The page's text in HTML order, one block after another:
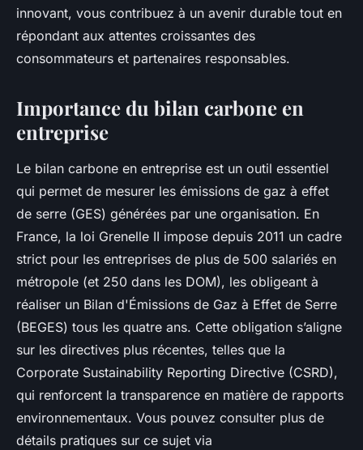
innovant, vous contribuez à un avenir durable tout en
répondant aux attentes croissantes des
consommateurs et partenaires responsables.
Importance du bilan carbone en
entreprise
Le bilan carbone en entreprise est un outil essentiel
qui permet de mesurer les émissions de gaz à effet
de serre (GES) générées par une organisation. En
France, la loi Grenelle II impose depuis 2011 un cadre
strict pour les entreprises de plus de 500 salariés en
métropole (et 250 dans les DOM), les obligeant à
réaliser un Bilan d'Émissions de Gaz à Effet de Serre
(BEGES) tous les quatre ans. Cette obligation s’aligne
sur les directives plus récentes, telles que la
Corporate Sustainability Reporting Directive (CSRD),
qui renforcent la transparence en matière de rapports
environnementaux. Vous pouvez consulter plus de
détails pratiques sur ce sujet via